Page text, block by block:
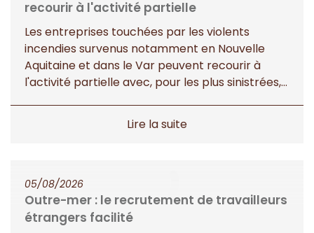
Nos bureaux
RH et Paie
Création d'entreprise
Juridique d’entreprise
Demander un devis
recourir à l'activité partielle
Les entreprises touchées par les violents
incendies survenus notamment en Nouvelle
Aquitaine et dans le Var peuvent recourir à
l'activité partielle avec, pour les plus sinistrées,
Outre-mer : le recrutement de travailleurs
étrangers facilité
05/08/2026